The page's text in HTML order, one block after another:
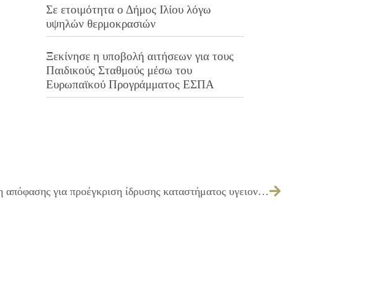
Σε ετοιμότητα ο Δήμος Ιλίου λόγω
υψηλών θερμοκρασιών
Ξεκίνησε η υποβολή αιτήσεων για τους
Παιδικούς Σταθμούς μέσω του
Ευρωπαϊκού Προγράμματος ΕΣΠΑ
024/2011 – Λήψη απόφασης για προέγκριση ίδρυσης καταστήματος υγειονομικού ενδιαφέροντος